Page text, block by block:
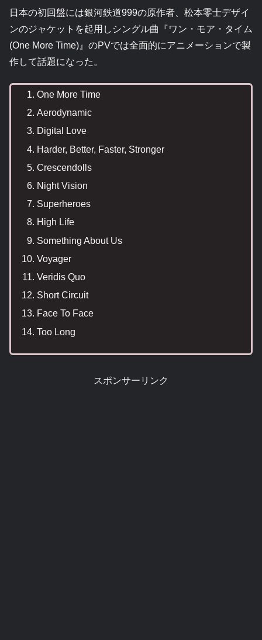
日本の初回盤には銀河鉄道999の原作者、松本零士デザイ
ンのジャケットを起用しシングル曲『ワン・モア・タイム
(One More Time)』のPVでは全面的にアニメーションで製
作して話題になった。
One More Time
Aerodynamic
Digital Love
Harder, Better, Faster, Stronger
Crescendolls
Night Vision
Superheroes
High Life
Something About Us
Voyager
Veridis Quo
Short Circuit
Face To Face
Too Long
スポンサーリンク